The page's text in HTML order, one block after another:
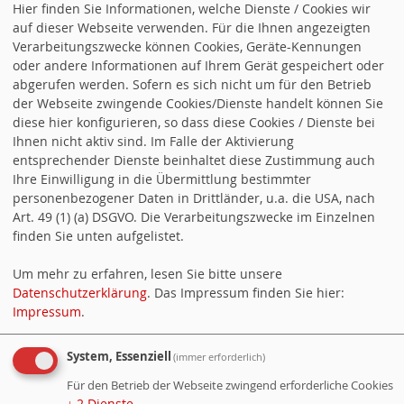
eine Resolution zur Umsetzung der Kommunalabwasserrichtlinie
(KARL) verabschiedet. Die in der vergangenen Legislatur
beschlossene Vereinbarung zur Verbesserung der
Wasserqualität sieht Vorschriften für eine durch Unternehmen
gestützte Finanzierung der sogenannten 4. Reinigungsstufe vor.
An dieser finanziellen Großaufgabe sollen vor allem Kosmetik-…
„Fatales Signal an Kommunen und Verbraucher:innen“
weiterlesen
18.06.2026 12:16Annika Klose zum Arbeitszeitgesetz
Arbeitszeitgesetz: Flexibilisierung ist keine Einbahnstraße Im
Koalitionsvertrag ist festgehalten, dass die neue
Arbeitszeitregelung keine Ausweitung der Arbeitszeit gegen den
im Koalitionsvertrag explizit vereinbart, dass eine solche Reform
auch und gerade im Sinne der Vereinbarkeit von Familie und
Beruf ausgestaltet werden muss. Dass es also auch… Annika
Klose zum Arbeitszeitgesetz weiterlesen
Ein Service von
Hier finden Sie Informationen, welche Dienste / Cookies wir
auf dieser Webseite verwenden. Für die Ihnen angezeigten
Verarbeitungszwecke können Cookies, Geräte-Kennungen
oder andere Informationen auf Ihrem Gerät gespeichert oder
abgerufen werden. Sofern es sich nicht um für den Betrieb
der Webseite zwingende Cookies/Dienste handelt können Sie
diese hier konfigurieren, so dass diese Cookies / Dienste bei
Ihnen nicht aktiv sind. Im Falle der Aktivierung
entsprechender Dienste beinhaltet diese Zustimmung auch
Ihre Einwilligung in die Übermittlung bestimmter
personenbezogener Daten in Drittländer, u.a. die USA, nach
Art. 49 (1) (a) DSGVO. Die Verarbeitungszwecke im Einzelnen
finden Sie unten aufgelistet.
Um mehr zu erfahren, lesen Sie bitte unsere
Datenschutzerklärung. Das Impressum finden Sie hier:
Impressum.
System, Essenziell (immer erforderlich)
Für den Betrieb der Webseite zwingend erforderliche Cookies